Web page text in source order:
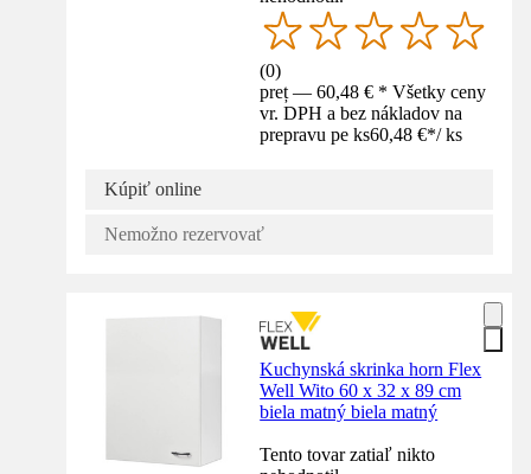
(0)
preț — 60,48 € * Všetky ceny
vr. DPH a bez nákladov na
prepravu pe ks60,48 €*/ ks
Kúpiť online
Nemožno rezervovať
Kuchynská skrinka horn Flex
Well Wito 60 x 32 x 89 cm
biela matný biela matný
Tento tovar zatiaľ nikto